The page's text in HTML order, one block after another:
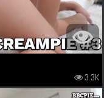
3.3K